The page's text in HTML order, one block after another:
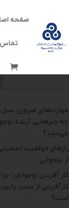
صفحه
تماس
مهارت‌های ضروری نسل
چه چیزهایی آینده
می‌سازد؟
رازهای موفقیت
از نوجوانی
کار آفرینی نوجوانان؛
کارآفرینی از سنین
است؟